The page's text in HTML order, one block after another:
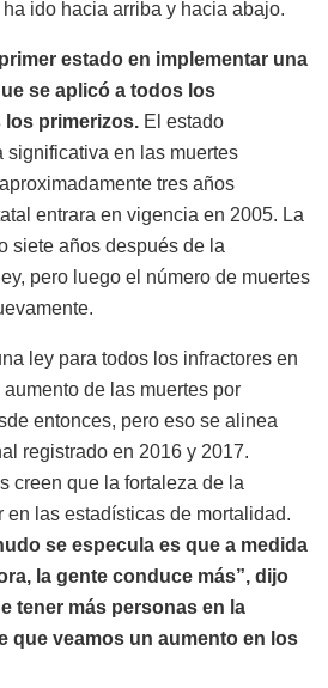
ido hacia arriba y hacia abajo.
estado en implementar una
se aplicó a todos los
primerizos. El estado
significativa en las muertes
tres años
entrara en vigencia en 2005. La
siete años después de la
pero luego el número de muertes
ley para todos los infractores en
de las muertes por
entonces, pero eso se alinea
registrado en 2016 y 2017.
creen que la fortaleza de la
las estadísticas de mortalidad.
se especula es que a medida
la gente conduce más”, dijo
tener más personas en la
que veamos un aumento en los